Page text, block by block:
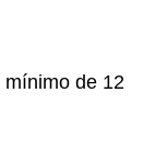
mínimo de 12